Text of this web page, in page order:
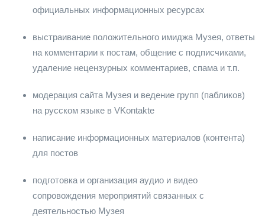
официальных информационных ресурсах
выстраивание положительного имиджа Музея, ответы
на комментарии к постам, общение с подписчиками,
удаление нецензурных комментариев, спама и т.п.
модерация сайта Музея и ведение групп (пабликов)
на русском языке в VKontakte
написание информационных материалов (контента)
для постов
подготовка и организация аудио и видео
сопровождения мероприятий связанных с
деятельностью Музея